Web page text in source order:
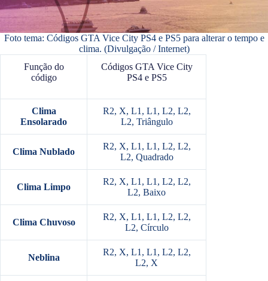
Foto tema: Códigos GTA Vice City PS4 e PS5 para alterar o tempo e
clima. (Divulgação / Internet)
Função do
código
Códigos GTA Vice City
PS4 e PS5
Clima
Ensolarado
R2, X, L1, L1, L2, L2,
L2, Triângulo
Clima Nublado
R2, X, L1, L1, L2, L2,
L2, Quadrado
Clima Limpo
R2, X, L1, L1, L2, L2,
L2, Baixo
Clima Chuvoso
R2, X, L1, L1, L2, L2,
L2, Círculo
Neblina
R2, X, L1, L1, L2, L2,
L2, X